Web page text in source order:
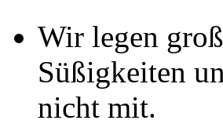
Wir legen
Süßigkeiten
nicht mit.